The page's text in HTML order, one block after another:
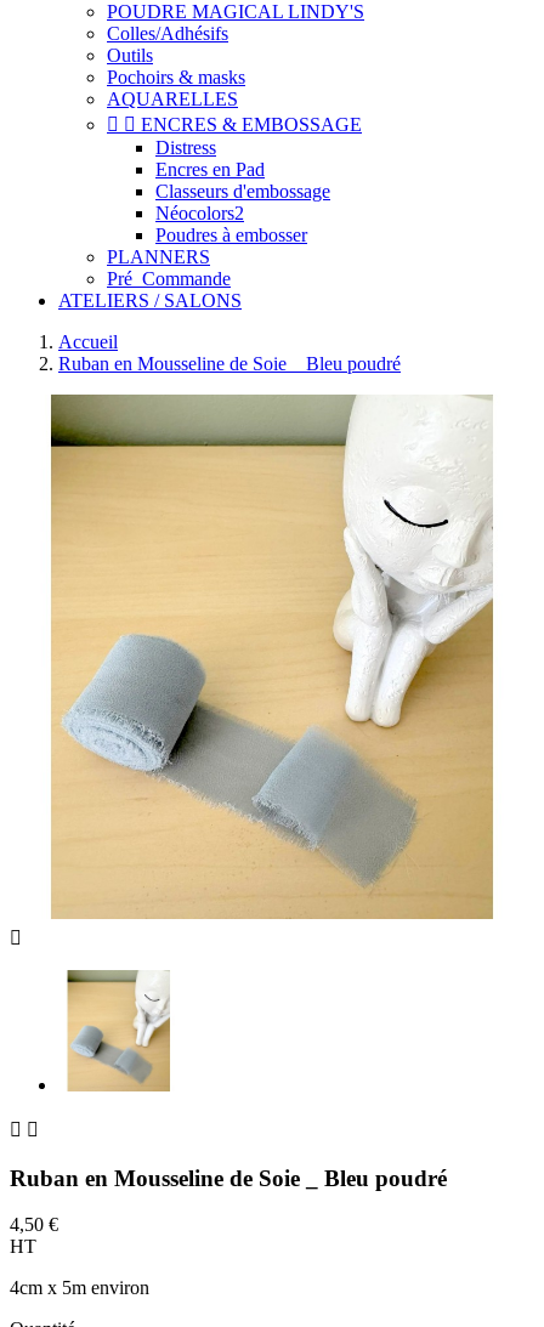
POUDRE MAGICAL LINDY'S
Colles/Adhésifs
Outils
Pochoirs & masks
AQUARELLES
  ENCRES & EMBOSSAGE
Distress
Encres en Pad
Classeurs d'embossage
Néocolors2
Poudres à embosser
PLANNERS
Pré_Commande
ATELIERS / SALONS
Accueil
Ruban en Mousseline de Soie _ Bleu poudré

 
Ruban en Mousseline de Soie _ Bleu poudré
4,50 €
HT
4cm x 5m environ